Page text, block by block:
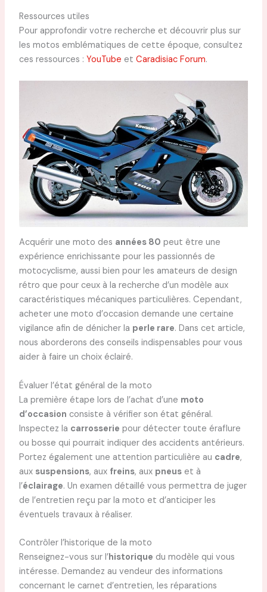
Ressources utiles
Pour approfondir votre recherche et découvrir plus sur
les motos emblématiques de cette époque, consultez
ces ressources : YouTube et Caradisiac Forum.
Acquérir une moto des années 80 peut être une
expérience enrichissante pour les passionnés de
motocyclisme, aussi bien pour les amateurs de design
rétro que pour ceux à la recherche d’un modèle aux
caractéristiques mécaniques particulières. Cependant,
acheter une moto d’occasion demande une certaine
vigilance afin de dénicher la perle rare. Dans cet article,
nous aborderons des conseils indispensables pour vous
aider à faire un choix éclairé.
Évaluer l’état général de la moto
La première étape lors de l’achat d’une moto
d’occasion consiste à vérifier son état général.
Inspectez la carrosserie pour détecter toute éraflure
ou bosse qui pourrait indiquer des accidents antérieurs.
Portez également une attention particulière au cadre,
aux suspensions, aux freins, aux pneuset à
l’éclairage. Un examen détaillé vous permettra de juger
de l’entretien reçu par la moto et d’anticiper les
éventuels travaux à réaliser.
Contrôler l’historique de la moto
Renseignez-vous sur l’historique du modèle qui vous
intéresse. Demandez au vendeur des informations
concernant le carnet d’entretien, les réparations